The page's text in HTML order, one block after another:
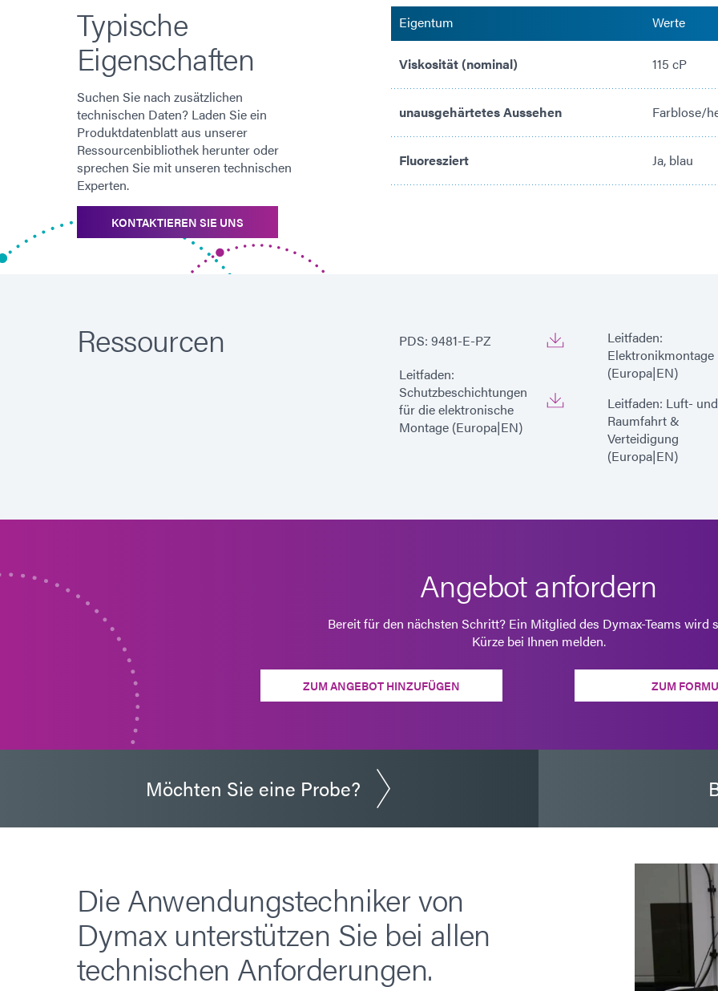
Typische
Eigenschaften
Suchen Sie nach zusätzlichen
technischen Daten? Laden Sie ein
Produktdatenblatt aus unserer
Ressourcenbibliothek herunter oder
sprechen Sie mit unseren technischen
Experten.
KONTAKTIEREN SIE UNS
Eigentum Werte
Viskosität (nominal) 115 cP
unausgehärtetes Aussehen Farblose/
Fluoresziert Ja, blau
Ressourcen
PDS: 9481-E-PZ
Leitfaden:
Schutzbeschichtungen
für die elektronische
Montage (Europa|EN)
Leitfaden:
Elektronikmontage
(Europa|EN)
Leitfaden: Luft- und
Raumfahrt &
Verteidigung
(Europa|EN)
Angebot anfordern
Bereit für den nächsten Schritt? Ein Mitglied des Dymax-Teams wird
Kürze bei Ihnen melden.
ZUM ANGEBOT HINZUFÜGEN ZUM
Möchten Sie eine Probe?
Die Anwendungstechniker von
Dymax unterstützen Sie bei allen
technischen Anforderungen.